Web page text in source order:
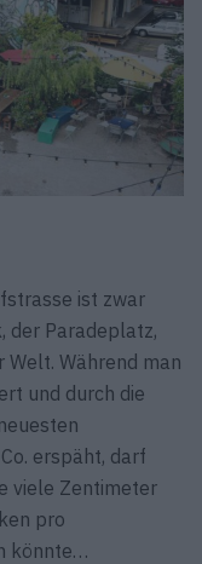
ist zwar
der Paradeplatz,
Während man
und durch die
erspäht, darf
viele Zentimeter
pro
könnte…